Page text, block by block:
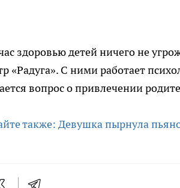
здоровью детей ничего не
«Радуга». С ними работает
вопрос о привлечении
также: Девушка пырнула